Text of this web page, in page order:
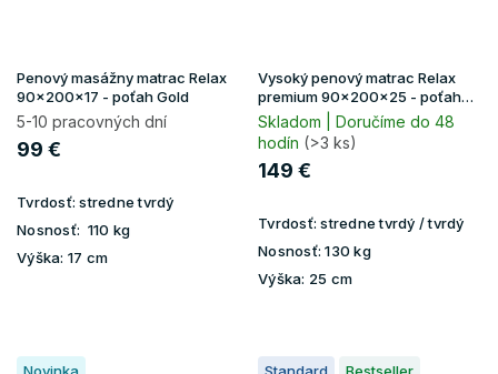
Penový masážny matrac Relax
90x200x17 - poťah Gold
5-10 pracovných dní
99 €
Tvrdosť: stredne tvrdý
Nosnosť: 110 kg
Výška: 17 cm
Vysoký penový matrac Relax
premium 90x200x25 - poťah
Lavender
Skladom | Doručíme do 48
hodín (>3 ks)
149 €
Tvrdosť: stredne tvrdý / tvrdý
Nosnosť: 130 kg
Výška: 25 cm